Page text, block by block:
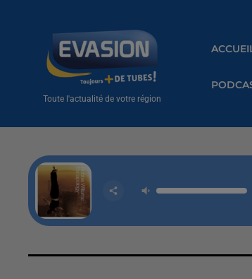
Toute l'actualité de votre région